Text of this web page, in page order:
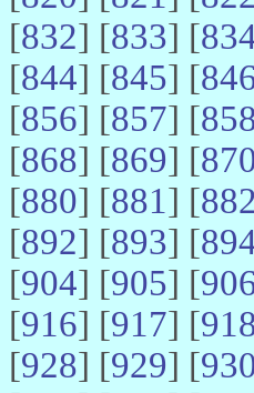
[832] [833] [
[844] [845] [
[856] [857] [
[868] [869] [
[880] [881] [882
[892] [893] [
[904] [905] [
[916] [917] [
[928] [929] [